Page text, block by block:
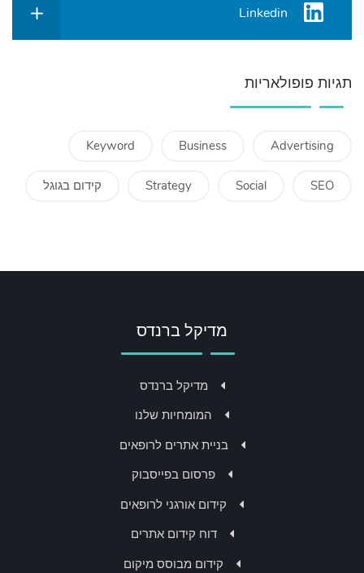
Linkedin
תגיות פופולאריות
Advertising
Business
Keyword
SEO
Social
Strategy קידום בגוגל
מדיקל ברנדס
מדיקל ברנדס
המומחיות שלנו
בניית אתרים לרופאים
פרסום בפייסבוק
קידום אורגני לרופאים
דוח קידום אתרים
קידום מבוסס מיקום